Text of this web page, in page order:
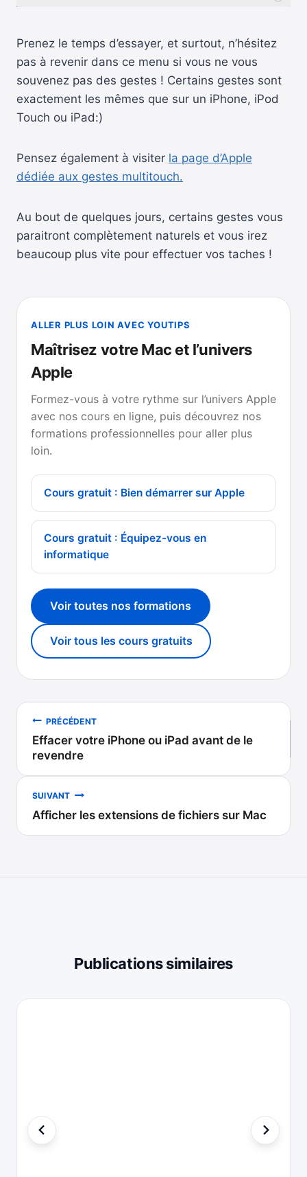
Prenez le temps d’essayer, et surtout, n’hésitez
pas à revenir dans ce menu si vous ne vous
souvenez pas des gestes ! Certains gestes sont
exactement les mêmes que sur un iPhone, iPod
Touch ou iPad:)
Pensez également à visiter la page d’Apple
dédiée aux gestes multitouch.
Au bout de quelques jours, certains gestes vous
paraitront complètement naturels et vous irez
beaucoup plus vite pour effectuer vos taches !
ALLER PLUS LOIN AVEC YOUTIPS
Maîtrisez votre Mac et l’univers
Apple
Formez-vous à votre rythme sur l’univers Apple
avec nos cours en ligne, puis découvrez nos
formations professionnelles pour aller plus
loin.
Cours gratuit : Bien démarrer sur Apple
Cours gratuit : Équipez-vous en
informatique
Voir toutes nos formations
Voir tous les cours gratuits
Navigation
de
l’article
PRÉCÉDENT
Effacer votre iPhone ou iPad avant de le
revendre
SUIVANT
Afficher les extensions de fichiers sur Mac
Publications similaires